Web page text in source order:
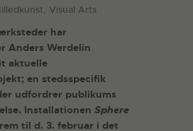
Visual Arts
har
Anders Werdelin
aktuelle
en stedsspecifik
udfordrer publikums
Installationen Sphere
til d. 3. februar i det